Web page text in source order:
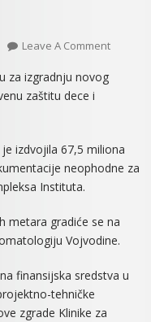
Leave A CommentOn
za izgradnju novog
zaštitu dece i
izdvojila 67,5 miliona
neophodne za
Instituta.
metara gradiće se na
Vojvodine.
finansijska sredstva u
tehničke
zgrade Klinike za